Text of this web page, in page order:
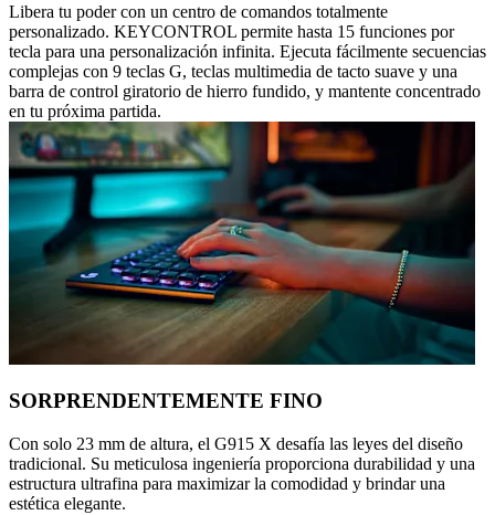
Libera tu poder con un centro de comandos totalmente
personalizado. KEYCONTROL permite hasta 15 funciones por
tecla para una personalización infinita. Ejecuta fácilmente secuencias
complejas con 9 teclas G, teclas multimedia de tacto suave y una
barra de control giratorio de hierro fundido, y mantente concentrado
en tu próxima partida.
SORPRENDENTEMENTE FINO
Con solo 23 mm de altura, el G915 X desafía las leyes del diseño
tradicional. Su meticulosa ingeniería proporciona durabilidad y una
estructura ultrafina para maximizar la comodidad y brindar una
estética elegante.